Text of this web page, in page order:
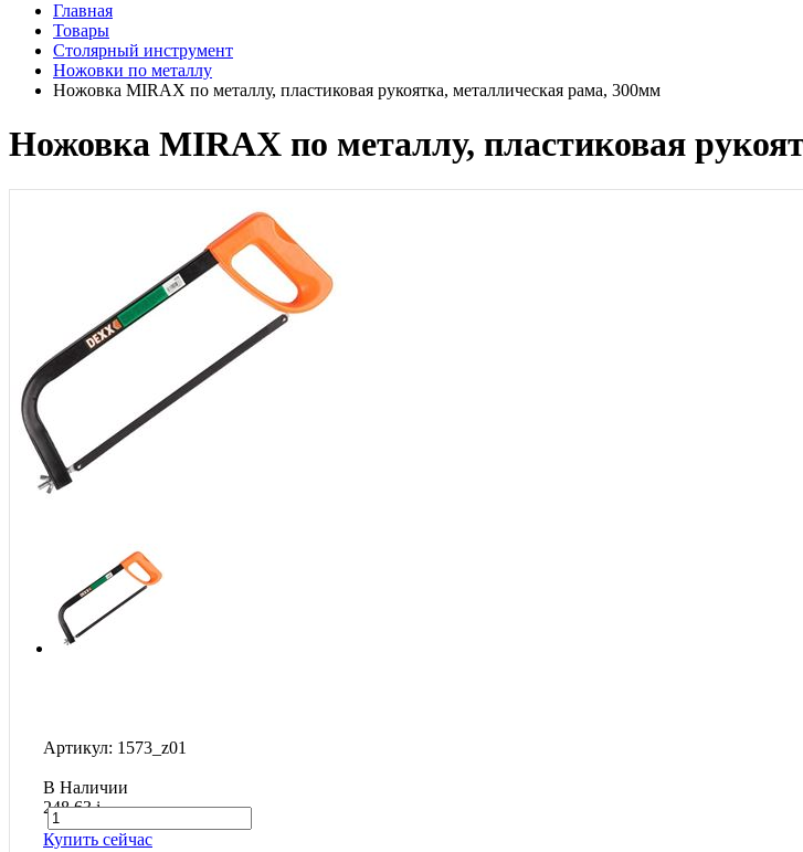
Главная
Товары
Столярный инструмент
Ножовки по металлу
Ножовка MIRAX по металлу, пластиковая рукоятка, металлическая рама, 300мм
Ножовка MIRAX по металлу, пластиковая
Артикул: 1573_z01
В Наличии
248.63i
Купить сейчас